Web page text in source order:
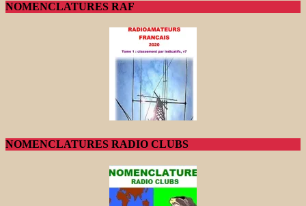
NOMENCLATURES RAF
NOMENCLATURES RADIO CLUBS